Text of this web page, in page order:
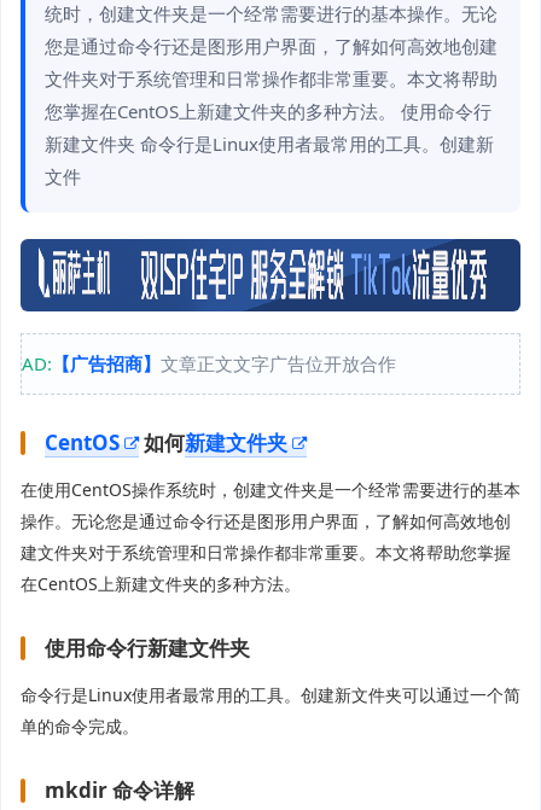
统时，创建文件夹是一个经常需要进行的基本操作。无论
您是通过命令行还是图形用户界面，了解如何高效地创建
文件夹对于系统管理和日常操作都非常重要。本文将帮助
您掌握在CentOS上新建文件夹的多种方法。 使用命令行
新建文件夹 命令行是Linux使用者最常用的工具。创建新
文件
AD: 【广告招商】 文章正文文字广告位开放合作
CentOS 如何新建文件夹
在使用CentOS操作系统时，创建文件夹是一个经常需要进行的基本
操作。无论您是通过命令行还是图形用户界面，了解如何高效地创
建文件夹对于系统管理和日常操作都非常重要。本文将帮助您掌握
在CentOS上新建文件夹的多种方法。
使用命令行新建文件夹
命令行是Linux使用者最常用的工具。创建新文件夹可以通过一个简
单的命令完成。
mkdir 命令详解